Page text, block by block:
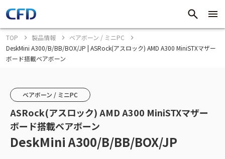
TOP 製品情報
ベアボーン / ミニPC
DeskMini A300/B/BB/BOX/JP | ASRock(アスロック) AMD A300 MiniSTXマザー
ボード搭載ベアボーン
ベアボーン / ミニPC
ASRock(アスロック) AMD A300 MiniSTXマザー
ボード搭載ベアボーン
DeskMini A300/B/BB/BOX/JP